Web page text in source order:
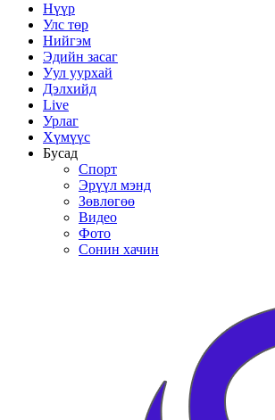
Нүүр
Улс төр
Нийгэм
Эдийн засаг
Уул уурхай
Дэлхийд
Live
Урлаг
Хүмүүс
Бусад
Спорт
Эрүүл мэнд
Зөвлөгөө
Видео
Фото
Сонин хачин